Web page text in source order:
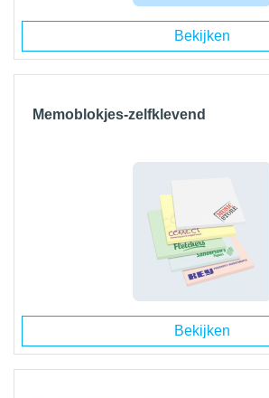
Bekijken
Memoblokjes-zelfklevend
Bekijken